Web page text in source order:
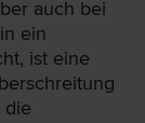
auch bei
ein
ist eine
die